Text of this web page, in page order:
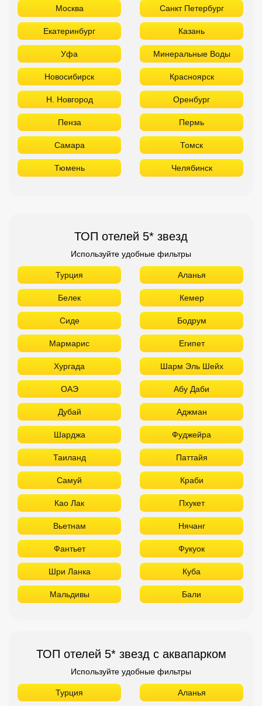
Пенза Пермь
Самара Томск
Тюмень Челябинск
ТОП отелей 5* звезд
Используйте удобные фильтры
Турция Аланья
Хургада Шарм Эль Шейх
ОАЭ Абу Даби
Дубай Аджман
Шарджа Фуджейра
Таиланд Паттайя
Самуй Краби
Као Лак Пхукет
Вьетнам Нячанг
Фантьет Фукуок
Шри Ланка Куба
Мальдивы Бали
ТОП отелей 5* звезд с аквапарком
Используйте удобные фильтры
Турция Аланья
Белек
Хургада Шарм Эль Шейх
ОАЭ